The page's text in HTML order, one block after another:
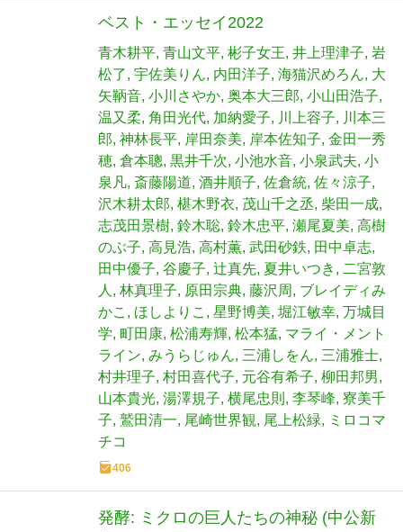
ベスト・エッセイ2022
青木耕平 青山文平 彬子女王 井上理津子 岩
松了 宇佐美りん 内田洋子 海猫沢めろん 大
矢鞆音 小川さやか 奥本大三郎 小山田浩子
温又柔 角田光代 加納愛子 川上容子
川本三
郎 神林長平 岸田奈美 岸本佐知子 金田一秀
穂 倉本聰 黒井千次 小池水音 小泉武夫 小
泉凡 斎藤陽道 酒井順子 佐倉統 佐々涼子
沢木耕太郎 椹木野衣 茂山千之丞 柴田一成
志茂田景樹 鈴木聡 鈴木忠平 瀬尾夏美 高樹
のぶ子 高見浩 高村薫 武田砂鉄
田中卓志
田中優子 谷慶子 辻真先 夏井いつき
二宮敦
人
林真理子 原田宗典 藤沢周
ブレイディみ
かこ
ほしよりこ 星野博美 堀江敏幸 万城目
学 町田康 松浦寿輝 松本猛 マライ・メント
ライン みうらじゅん 三浦しをん 三浦雅士
村井理子 村田喜代子 元谷有希子 柳田邦男
山本貴光 湯澤規子 横尾忠則 李琴峰 寮美千
子 鷲田清一 尾崎世界観 尾上松緑
ミロコマ
チコ
406
発酵: ミクロの巨人たちの神秘 (中公新